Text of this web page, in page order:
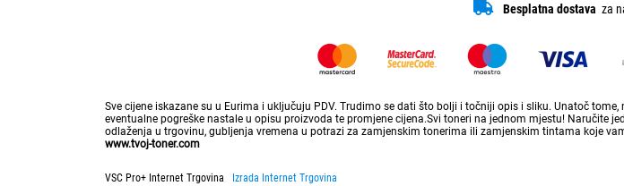
Besplatna dostava za
Sve cijene iskazane su u Eurima i uključuju PDV. Trudimo se dati što bolji i točniji opis i sliku. Unatoč
eventualne pogreške nastale u opisu proizvoda te promjene cijena.Svi toneri na jednom mjestu! Naručite
odlaženja u trgovinu, gubljenja vremena u potrazi za zamjenskim tonerima ili zamjenskim tintama koje
www.tvoj-toner.com
VSC Pro+ Internet Trgovina Izrada Internet Trgovina